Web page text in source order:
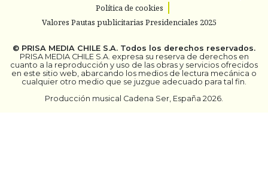
Política de cookies
Valores Pautas publicitarias Presidenciales 2025
© PRISA MEDIA CHILE S.A. Todos los derechos reservados.
PRISA MEDIA CHILE S.A. expresa su reserva de derechos en
cuanto a la reproducción y uso de las obras y servicios ofrecidos
en este sitio web, abarcando los medios de lectura mecánica o
cualquier otro medio que se juzgue adecuado para tal fin.
Producción musical Cadena Ser, España 2026.